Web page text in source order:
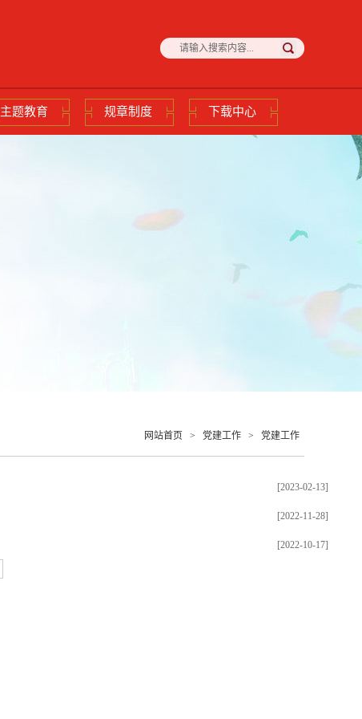
主题教育 规章制度 下载中心
网站首页 > 党建工作 > 党建工作
[2023-02-13]
[2022-11-28]
[2022-10-17]